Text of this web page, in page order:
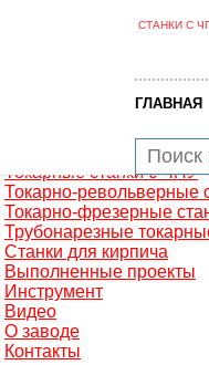
Фрезерные
Сверлильно-фрезерные
Токарные автоматы с
Токарные станки с ЧПУ
Токарно-револьверные
Токарно-фрезерные
Трубонарезные
Станки для кирпича
Выполненные проекты
Инструмент
Видео
О заводе
Контакты
СТАНКИ С
ГЛАВНАЯ